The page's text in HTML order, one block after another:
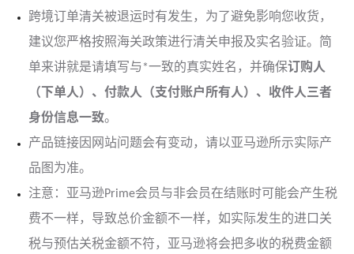
跨境订单清关被退运时有发生，为了避免影响您收货，
建议您严格按照海关政策进行清关申报及实名验证。简
单来讲就是请填写与*一致的真实姓名，并确保订购人
（下单人）、付款人（支付账户所有人）、收件人三者
身份信息一致。
产品链接因网站问题会有变动，请以亚马逊所示实际产
品图为准。
注意：亚马逊Prime会员与非会员在结账时可能会产生税
费不一样，导致总价金额不一样，如实际发生的进口关
税与预估关税金额不符，亚马逊将会把多收的税费金额